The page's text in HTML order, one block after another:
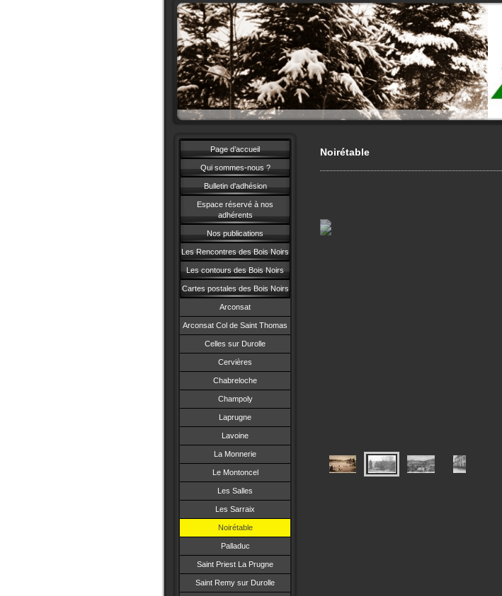
Page d’accueil
Qui sommes-nous ?
Bulletin d'adhésion
Espace réservé à nos
adhérents
Nos publications
Les Rencontres des Bois Noirs
Les contours des Bois Noirs
Cartes postales des Bois Noirs
Arconsat
Arconsat Col de Saint Thomas
Celles sur Durolle
Cervières
Chabreloche
Champoly
Laprugne
Lavoine
La Monnerie
Le Montoncel
Les Salles
Les Sarraix
Noirétable
Palladuc
Saint Priest La Prugne
Saint Remy sur Durolle
Noirétable